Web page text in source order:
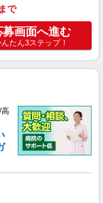
で
募画面へ進む
んたん3ステップ！
高